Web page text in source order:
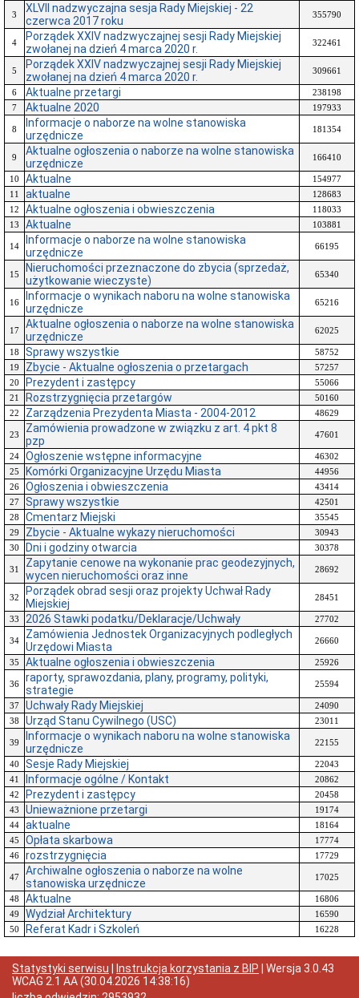
3
XLVII nadzwyczajna sesja Rady Miejskiej - 22
czerwca 2017 roku
355790
4
Porządek XXIV nadzwyczajnej sesji Rady Miejskiej
zwołanej na dzień 4 marca 2020 r.
322461
5
Porządek XXIV nadzwyczajnej sesji Rady Miejskiej
zwołanej na dzień 4 marca 2020 r.
309661
6 Aktualne przetargi
238198
7
Aktualne 2020 197933
8
Informacje o naborze na wolne stanowiska
urzędnicze
181354
9
Aktualne ogłoszenia o naborze na wolne stanowiska
urzędnicze
166410
10 Aktualne
154977
11
aktualne
128683
12
Aktualne ogłoszenia i obwieszczenia
118033
13
Aktualne 103881
14
Informacje o naborze na wolne stanowiska
urzędnicze
66195
15
Nieruchomości przeznaczone do zbycia (sprzedaż,
użytkowanie wieczyste)
65340
16
Informacje o wynikach naboru na wolne stanowiska
urzędnicze
65216
17
Aktualne ogłoszenia o naborze na wolne stanowiska
urzędnicze
62025
18 Sprawy wszystkie
58752
19
Zbycie - Aktualne ogłoszenia o przetargach
57257
20
Prezydent i zastępcy
55066
21
Rozstrzygnięcia przetargów
50160
22
Zarządzenia Prezydenta Miasta - 2004-2012 48629
23
Zamówienia prowadzone w związku z art. 4 pkt 8
pzp
47601
24 Ogłoszenie wstępne informacyjne
46302
25
Komórki Organizacyjne Urzędu Miasta
44956
26
Ogłoszenia i obwieszczenia
43414
27
Sprawy wszystkie
42501
28
Cmentarz Miejski
35545
29
Zbycie - Aktualne wykazy nieruchomości
30943
30
Dni i godziny otwarcia 30378
31
Zapytanie cenowe na wykonanie prac geodezyjnych,
wycen nieruchomości oraz inne
28692
32
Porządek obrad sesji oraz projekty Uchwał Rady
Miejskiej
28451
33 2026 Stawki podatku/Deklaracje/Uchwały 27702
34
Zamówienia Jednostek Organizacyjnych podległych
Urzędowi Miasta
26660
35 Aktualne ogłoszenia i obwieszczenia 25926
36
raporty, sprawozdania, plany, programy, polityki,
strategie
25594
37 Uchwały Rady Miejskiej
24090
38
Urząd Stanu Cywilnego (USC) 23011
39
Informacje o wynikach naboru na wolne stanowiska
urzędnicze
22155
40 Sesje Rady Miejskiej
22043
41
Informacje ogólne / Kontakt
20862
42
Prezydent i zastępcy
20458
43
Unieważnione przetargi
19174
44
aktualne
18164
45
Opłata skarbowa
17774
46
rozstrzygnięcia 17729
47
Archiwalne ogłoszenia o naborze na wolne
stanowiska urzędnicze
17025
48 Aktualne
16806
49
Wydział Architektury
16590
50
Referat Kadr i Szkoleń 16228
Statystyki serwisu Instrukcja korzystania z BIP | Wersja 3.0.43
WCAG 2.1 AA(30.04.2026 14:38:16)